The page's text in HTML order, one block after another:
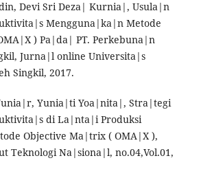
Devi Sri Deza| Kurnia|, Usula|n
Mengguna|ka|n Metode
) Pa|da| PT. Perkebuna|n
Jurna|l online Universita|s
Singkil, 2017.
Yunia|ti Yoa|nita|, Stra|tegi
di La|nta|i Produksi
Objective Ma|trix ( OMA|X ),
Teknologi Na|siona|l, no.04,Vol.01,